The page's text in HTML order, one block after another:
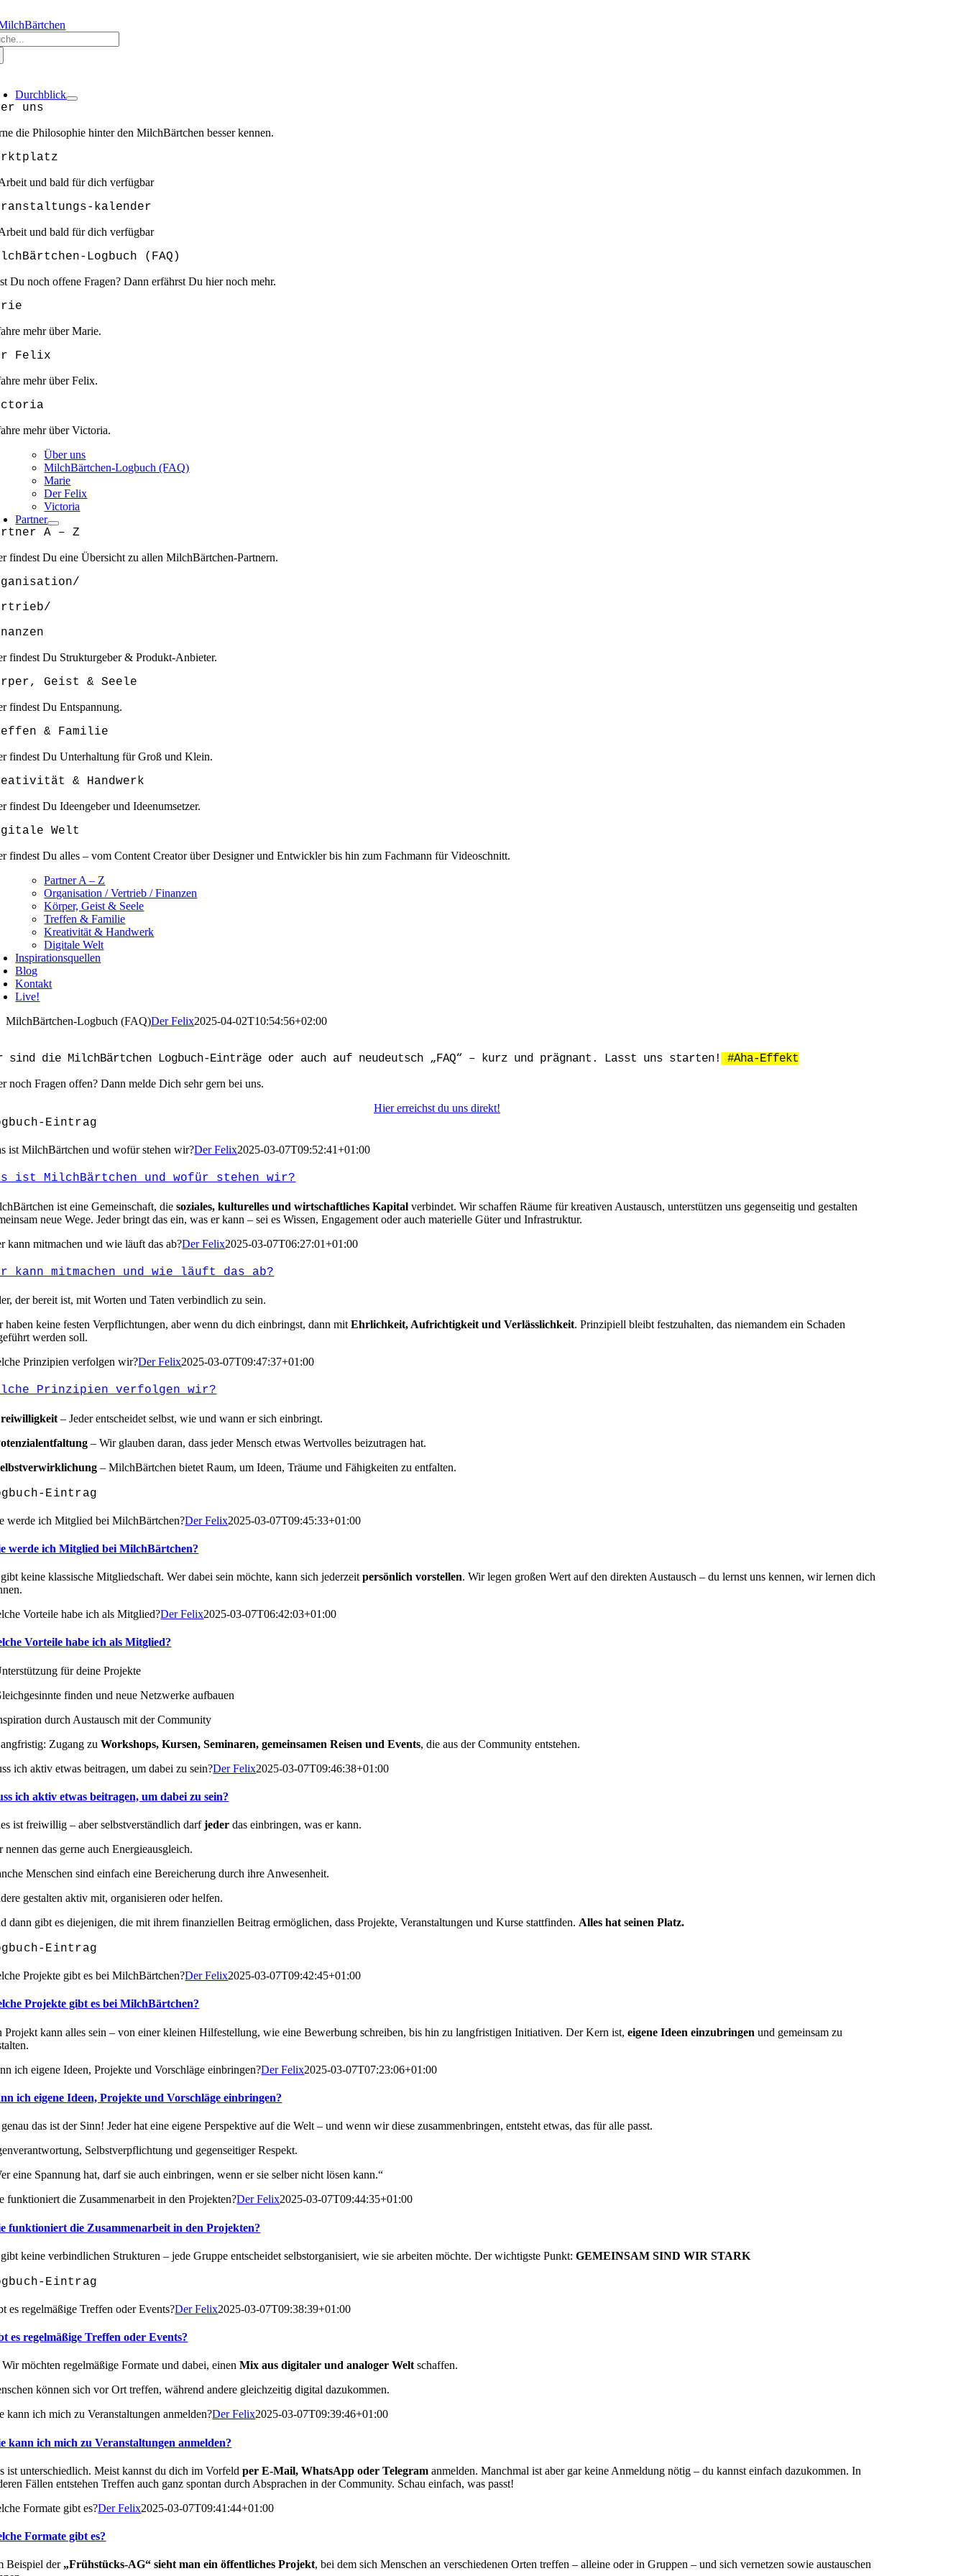
Inhalt
springen
Durchblick
uns
die Philosophie hinter den MilchBärtchen besser kennen.
und bald für dich verfügbar
kalender
und bald für dich verfügbar
Logbuch (FAQ)
Du noch offene Fragen? Dann erfährst Du hier noch mehr.
mehr über Marie.
Felix
mehr über Felix.
mehr über Victoria.
Über uns
MilchBärtchen-Logbuch (FAQ)
Marie
Der Felix
Victoria
Partner
A – Z
findest Du eine Übersicht zu allen MilchBärtchen-Partnern.
findest Du Strukturgeber & Produkt-Anbieter.
Geist & Seele
findest Du Entspannung.
& Familie
findest Du Unterhaltung für Groß und Klein.
& Handwerk
findest Du Ideengeber und Ideenumsetzer.
Welt
findest Du alles – vom Content Creator über Designer und Entwickler bis hin zum Fachmann für Videoschnitt.
Partner A – Z
Organisation / Vertrieb / Finanzen
Körper, Geist & Seele
Treffen & Familie
Kreativität & Handwerk
Digitale Welt
Inspirationsquellen
Blog
Kontakt
Live!
MilchBärtchen-Logbuch (FAQ)Der Felix2025-04-02T10:54:56+02:00
sind die MilchBärtchen Logbuch-Einträge oder auch auf neudeutsch „FAQ“ – kurz und prägnant. Lasst uns starten! #Aha-Effekt
noch Fragen offen? Dann melde Dich sehr gern bei uns.
Hier erreichst du uns direkt!
Eintrag
ist MilchBärtchen und wofür stehen wir?Der Felix2025-03-07T09:52:41+01:00
ist MilchBärtchen und wofür stehen wir?
ist eine Gemeinschaft, diesoziales, kulturelles und wirtschaftliches Kapital verbindet. Wir schaffen Räume für kreativen Austausch, unterstützen uns gegenseitig und gestalten
neue Wege. Jeder bringt das ein, was er kann – sei es Wissen, Engagement oder auch materielle Güter und Infrastruktur.
kann mitmachen und wie läuft das ab?Der Felix2025-03-07T06:27:01+01:00
kann mitmachen und wie läuft das ab?
der bereit ist, mit Worten und Taten verbindlich zu sein.
haben keine festen Verpflichtungen, aber wenn du dich einbringst, dann mitEhrlichkeit, Aufrichtigkeit und Verlässlichkeit. Prinzipiell bleibt festzuhalten, das niemandem ein Schaden
werden soll.
Prinzipien verfolgen wir?Der Felix2025-03-07T09:47:37+01:00
Prinzipien verfolgen wir?
– Jeder entscheidet selbst, wie und wann er sich einbringt.
– Wir glauben daran, dass jeder Mensch etwas Wertvolles beizutragen hat.
– MilchBärtchen bietet Raum, um Ideen, Träume und Fähigkeiten zu entfalten.
Eintrag
werde ich Mitglied bei MilchBärtchen?Der Felix2025-03-07T09:45:33+01:00
werde ich Mitglied bei MilchBärtchen?
keine klassische Mitgliedschaft. Wer dabei sein möchte, kann sich jederzeitpersönlich vorstellen. Wir legen großen Wert auf den direkten Austausch – du lernst uns kennen, wir lernen dich
Vorteile habe ich als Mitglied?Der Felix2025-03-07T06:42:03+01:00
Vorteile habe ich als Mitglied?
für deine Projekte
finden und neue Netzwerke aufbauen
durch Austausch mit der Community
Zugang zuWorkshops, Kursen, Seminaren, gemeinsamen Reisen und Events, die aus der Community entstehen.
ich aktiv etwas beitragen, um dabei zu sein?Der Felix2025-03-07T09:46:38+01:00
ich aktiv etwas beitragen, um dabei zu sein?
ist freiwillig – aber selbstverständlich darfjeder das einbringen, was er kann.
nennen das gerne auch Energieausgleich.
Menschen sind einfach eine Bereicherung durch ihre Anwesenheit.
gestalten aktiv mit, organisieren oder helfen.
dann gibt es diejenigen, die mit ihrem finanziellen Beitrag ermöglichen, dass Projekte, Veranstaltungen und Kurse stattfinden. Alles hat seinen Platz.
Eintrag
Projekte gibt es bei MilchBärtchen?Der Felix2025-03-07T09:42:45+01:00
Projekte gibt es bei MilchBärtchen?
Projekt kann alles sein – von einer kleinen Hilfestellung, wie eine Bewerbung schreiben, bis hin zu langfristigen Initiativen. Der Kern ist,eigene Ideen einzubringen und gemeinsam zu
ich eigene Ideen, Projekte und Vorschläge einbringen?Der Felix2025-03-07T07:23:06+01:00
ich eigene Ideen, Projekte und Vorschläge einbringen?
genau das ist der Sinn! Jeder hat eine eigene Perspektive auf die Welt – und wenn wir diese zusammenbringen, entsteht etwas, das für alle passt.
Selbstverpflichtung und gegenseitiger Respekt.
eine Spannung hat, darf sie auch einbringen, wenn er sie selber nicht lösen kann.“
funktioniert die Zusammenarbeit in den Projekten?Der Felix2025-03-07T09:44:35+01:00
funktioniert die Zusammenarbeit in den Projekten?
keine verbindlichen Strukturen – jede Gruppe entscheidet selbstorganisiert, wie sie arbeiten möchte. Der wichtigste Punkt:GEMEINSAM SIND WIR STARK
Eintrag
es regelmäßige Treffen oder Events?Der Felix2025-03-07T09:38:39+01:00
es regelmäßige Treffen oder Events?
Wir möchten regelmäßige Formate und dabei, einenMix aus digitaler und analoger Welt schaffen.
können sich vor Ort treffen, während andere gleichzeitig digital dazukommen.
kann ich mich zu Veranstaltungen anmelden?Der Felix2025-03-07T09:39:46+01:00
kann ich mich zu Veranstaltungen anmelden?
ist unterschiedlich. Meist kannst du dich im Vorfeldper E-Mail, WhatsApp oder Telegram anmelden. Manchmal ist aber gar keine Anmeldung nötig – du kannst einfach dazukommen. In
Fällen entstehen Treffen auch ganz spontan durch Absprachen in der Community. Schau einfach, was passt!
Formate gibt es?Der Felix2025-03-07T09:41:44+01:00
Formate gibt es?
Beispiel der „Frühstücks-AG“ sieht man ein öffentliches Projekt, bei dem sich Menschen an verschiedenen Orten treffen – alleine oder in Gruppen – und sich vernetzen sowie austauschen